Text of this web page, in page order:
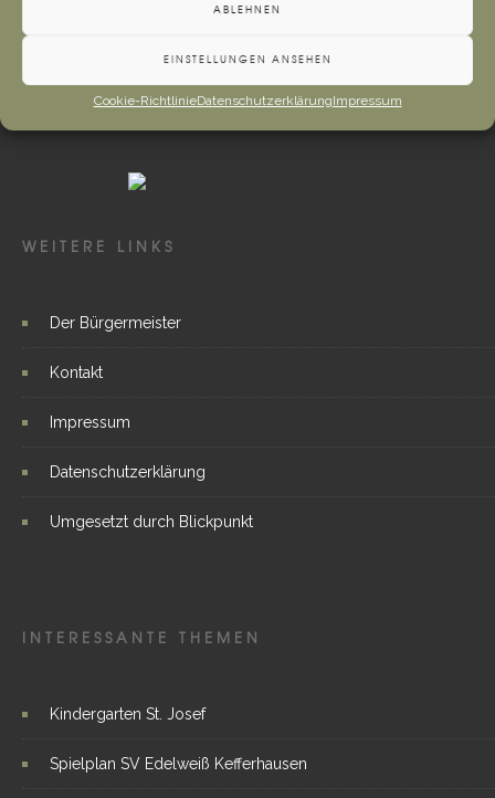
ABLEHNEN
EINSTELLUNGEN ANSEHEN
Cookie-RichtlinieDatenschutzerklärungImpressum
WEITERE LINKS
Der Bürgermeister
Kontakt
Impressum
Datenschutzerklärung
Umgesetzt durch Blickpunkt
INTERESSANTE THEMEN
Kindergarten St. Josef
Spielplan SV Edelweiß Kefferhausen